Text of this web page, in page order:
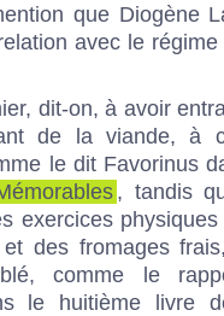
que Diogène
avec le
dit-on, à avoir
de la viande, à
le dit Favorinus
, tandis
exercices
des fromages
comme le
le huitième livre